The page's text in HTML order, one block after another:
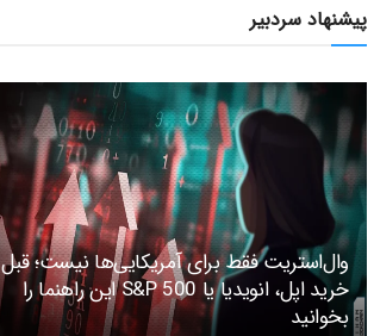
پیشنهاد سردبیر
وال‌استریت فقط برای آمریکایی‌ها نیست؛ قبل
خرید اپل، انویدیا یا S&P 500 این راهنما را
بخوانید